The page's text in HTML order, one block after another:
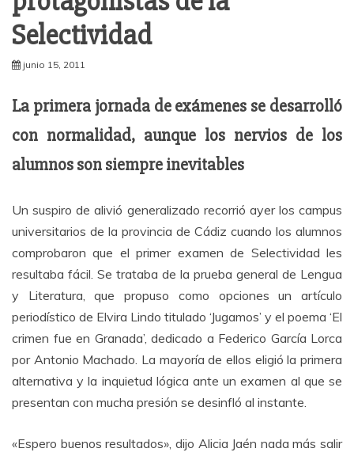
Selectividad
junio 15, 2011
La primera jornada de exámenes se desarrolló
con normalidad, aunque los nervios de los
alumnos son siempre inevitables
Un suspiro de alivió generalizado recorrió ayer los campus
universitarios de la provincia de Cádiz cuando los alumnos
comprobaron que el primer examen de Selectividad les
resultaba fácil. Se trataba de la prueba general de Lengua
y Literatura, que propuso como opciones un artículo
periodístico de Elvira Lindo titulado ‘Jugamos’ y el poema ‘El
crimen fue en Granada’, dedicado a Federico García Lorca
por Antonio Machado. La mayoría de ellos eligió la primera
alternativa y la inquietud lógica ante un examen al que se
presentan con mucha presión se desinfló al instante.
«Espero buenos resultados», dijo Alicia Jaén nada más salir